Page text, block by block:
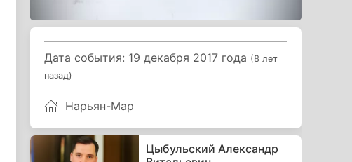
Дата события: 19 декабря 2017 года (8 лет
назад)
Нарьян-Мар
Цыбульский Александр